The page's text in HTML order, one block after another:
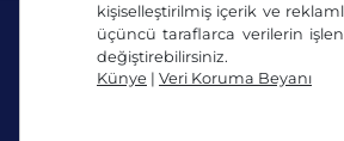
kişiselleştirilmiş içerik ve
üçüncü taraflarca verilerin
değiştirebilirsiniz.
Künye | Veri Koruma Beyanı